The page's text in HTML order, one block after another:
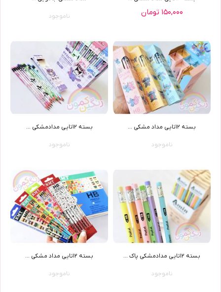
۱۵۰,۰۰۰ تومان ناموجود
بسته ١٢تايي مداد مشکي ...
ناموجود
بسته ١٢تايي مدادمشکي ...
ناموجود
بسته ١٢تايي مدادمشکي پاک ...
ناموجود
بسته ١٢تايي مداد مشکي ...
ناموجود